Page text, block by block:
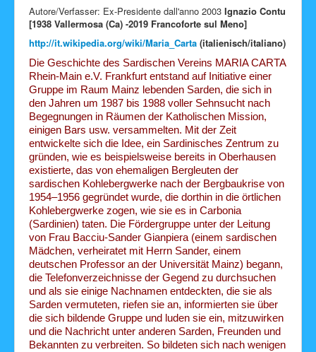
Autore/Verfasser: Ex-Presidente dall'anno 2003 Ignazio Contu
[1938 Vallermosa (Ca) -2019 Francoforte sul Meno]
http://it.wikipedia.org/wiki/Maria_Carta (italienisch/italiano)
Die Geschichte des Sardischen Vereins MARIA CARTA
Rhein-Main e.V. Frankfurt entstand auf Initiative einer
Gruppe im Raum Mainz lebenden Sarden, die sich in
den Jahren um 1987 bis 1988 voller Sehnsucht nach
Begegnungen in Räumen der Katholischen Mission,
einigen Bars usw. versammelten. Mit der Zeit
entwickelte sich die Idee, ein Sardinisches Zentrum zu
gründen, wie es beispielsweise bereits in Oberhausen
existierte, das von ehemaligen Bergleuten der
sardischen Kohlebergwerke nach der Bergbaukrise von
1954–1956 gegründet wurde, die dorthin in die örtlichen
Kohlebergwerke zogen, wie sie es in Carbonia
(Sardinien) taten. Die Fördergruppe unter der Leitung
von Frau Bacciu-Sander Gianpiera (einem sardischen
Mädchen, verheiratet mit Herrn Sander, einem
deutschen Professor an der Universität Mainz) begann,
die Telefonverzeichnisse der Gegend zu durchsuchen
und als sie einige Nachnamen entdeckten, die sie als
Sarden vermuteten, riefen sie an, informierten sie über
die sich bildende Gruppe und luden sie ein, mitzuwirken
und die Nachricht unter anderen Sarden, Freunden und
Bekannten zu verbreiten. So bildeten sich nach wenigen